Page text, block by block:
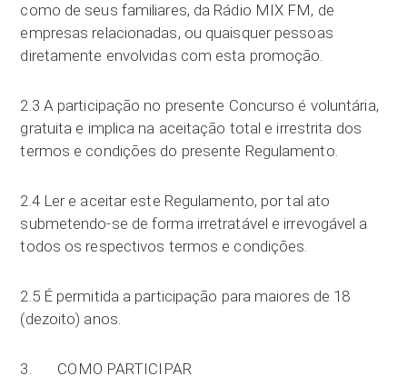
como de seus familiares, da Rádio MIX FM, de
empresas relacionadas, ou quaisquer pessoas
diretamente envolvidas com esta promoção.
2.3 A participação no presente Concurso é voluntária,
gratuita e implica na aceitação total e irrestrita dos
termos e condições do presente Regulamento.
2.4 Ler e aceitar este Regulamento, por tal ato
submetendo-se de forma irretratável e irrevogável a
todos os respectivos termos e condições.
2.5 É permitida a participação para maiores de 18
(dezoito) anos.
3. COMO PARTICIPAR